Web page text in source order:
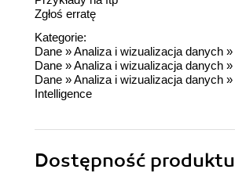
Zgłoś erratę
Kategorie:
Dane »Analiza i wizualizacja danych »
Dane »Analiza i wizualizacja danych »
Dane »Analiza i wizualizacja danych »
Intelligence
Dostępność produktu